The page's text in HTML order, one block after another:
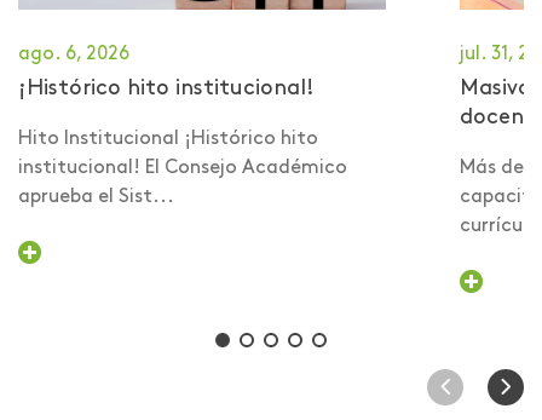
ago. 6, 2026
¡Histórico hito institucional!
Hito Institucional ¡Histórico hito
institucional! El Consejo Académico
aprueba el Sist...
jul. 31,
Más de